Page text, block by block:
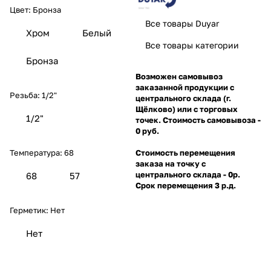
Цвет: Бронза
Хром Белый
Бронза
Резьба: 1/2"
1/2"
Температура: 68
68 57
Герметик: Нет
Нет
Все товары Duyar
Все товары категории
Возможен самовывоз
заказанной продукции с
центрального склада (г.
Щёлково) или с торговых
точек. Стоимость самовывоза -
0 руб.
Стоимость перемещения
заказа на точку с
центрального склада - 0р.
Срок перемещения 3 р.д.